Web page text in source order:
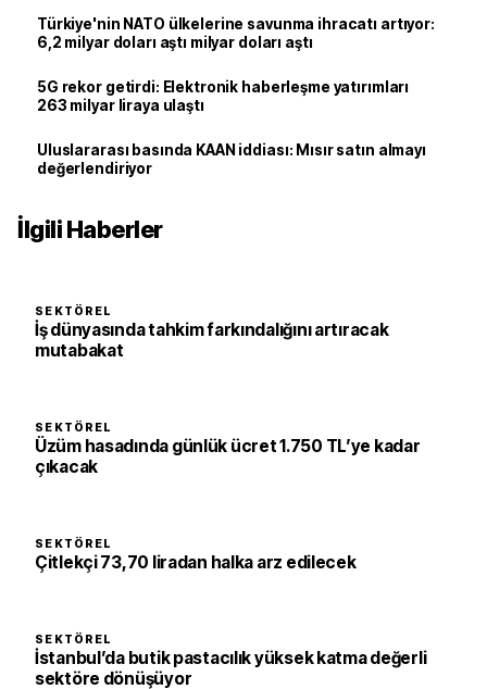
Türkiye'nin NATO ülkelerine savunma ihracatı artıyor:
6,2 milyar doları aştı milyar doları aştı
5G rekor getirdi: Elektronik haberleşme yatırımları
263 milyar liraya ulaştı
Uluslararası basında KAAN iddiası: Mısır satın almayı
değerlendiriyor
İlgili Haberler
SEKTÖREL
İş dünyasında tahkim farkındalığını artıracak
mutabakat
SEKTÖREL
Üzüm hasadında günlük ücret 1.750 TL’ye kadar
çıkacak
SEKTÖREL
Çitlekçi 73,70 liradan halka arz edilecek
SEKTÖREL
İstanbul’da butik pastacılık yüksek katma değerli
sektöre dönüşüyor